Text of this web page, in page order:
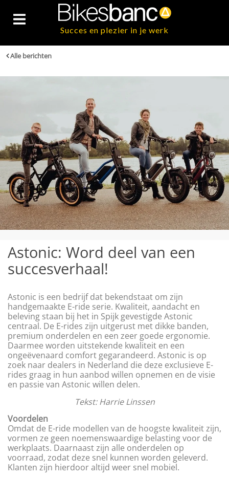
Succes en plezier in je werk
Alle berichten
Astonic: Word deel van een
succesverhaal!
Astonic is een bedrijf dat bekendstaat om zijn
handgemaakte E-ride serie. Kwaliteit, aandacht en
beleving staan bij het in Spijk gevestigde Astonic
centraal. De E-rides zijn uitgerust met dikke banden,
premium onderdelen en een zeer goede ergonomie.
Daarmee worden uitstekende kwaliteit en een
ongeëvenaard comfort gegarandeerd. Astonic is op
zoek naar dealers in Nederland die deze exclusieve E-
rides graag in hun aanbod willen opnemen en de visie
en passie van Astonic willen delen.
Tekst: Harrie Linssen
Voordelen
Omdat de E-ride modellen van de hoogste kwaliteit zijn,
vormen ze geen noemenswaardige belasting voor de
werkplaats. Daarnaast zijn alle onderdelen op
voorraad, zodat deze snel kunnen worden geleverd.
Klanten zijn hierdoor altijd weer snel mobiel.